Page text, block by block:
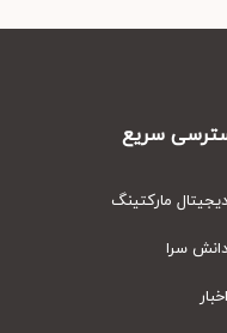
سریع
مارکتینگ
سرا